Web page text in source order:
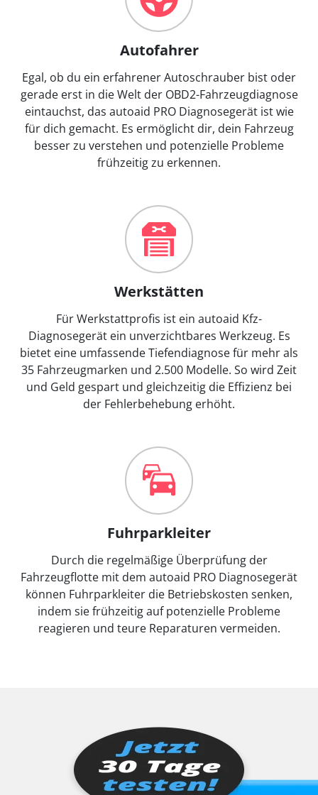
Autofahrer
Egal, ob du ein erfahrener Autoschrauber bist oder
gerade erst in die Welt der OBD2-Fahrzeugdiagnose
eintauchst, das autoaid PRO Diagnosegerät ist wie
für dich gemacht. Es ermöglicht dir, dein Fahrzeug
besser zu verstehen und potenzielle Probleme
frühzeitig zu erkennen.
Werkstätten
Für Werkstattprofis ist ein autoaid Kfz-
Diagnosegerät ein unverzichtbares Werkzeug. Es
bietet eine umfassende Tiefendiagnose für mehr als
35 Fahrzeugmarken und 2.500 Modelle. So wird Zeit
und Geld gespart und gleichzeitig die Effizienz bei
der Fehlerbehebung erhöht.
Fuhrparkleiter
Durch die regelmäßige Überprüfung der
Fahrzeugflotte mit dem autoaid PRO Diagnosegerät
können Fuhrparkleiter die Betriebskosten senken,
indem sie frühzeitig auf potenzielle Probleme
reagieren und teure Reparaturen vermeiden.